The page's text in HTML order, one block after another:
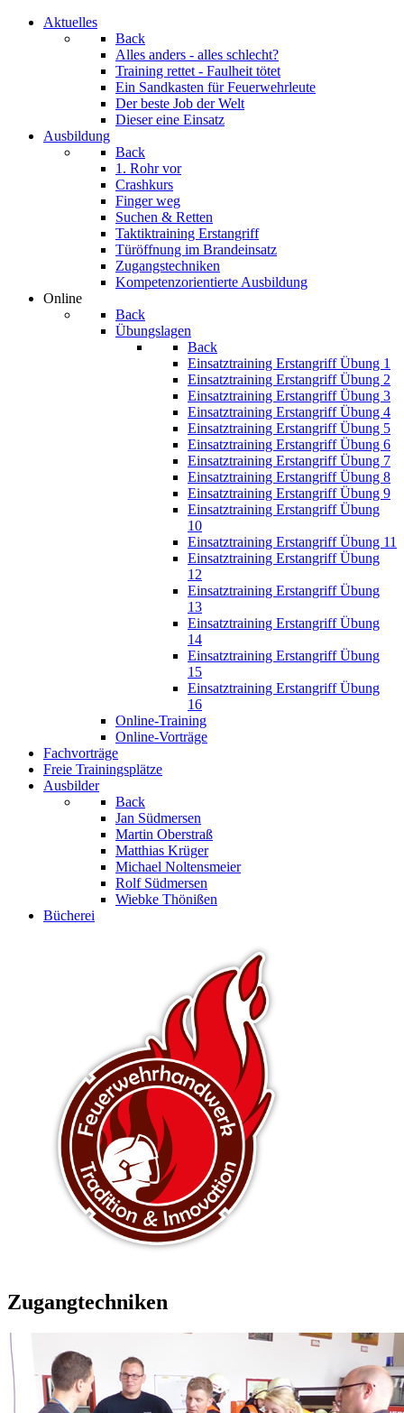
Aktuelles
Back
Alles anders - alles schlecht?
Training rettet - Faulheit tötet
Ein Sandkasten für Feuerwehrleute
Der beste Job der Welt
Dieser eine Einsatz
Ausbildung
Back
1. Rohr vor
Crashkurs
Finger weg
Suchen & Retten
Taktiktraining Erstangriff
Türöffnung im Brandeinsatz
Zugangstechniken
Kompetenzorientierte Ausbildung
Online
Back
Übungslagen
Back
Einsatztraining Erstangriff Übung 1
Einsatztraining Erstangriff Übung 2
Einsatztraining Erstangriff Übung 3
Einsatztraining Erstangriff Übung 4
Einsatztraining Erstangriff Übung 5
Einsatztraining Erstangriff Übung 6
Einsatztraining Erstangriff Übung 7
Einsatztraining Erstangriff Übung 8
Einsatztraining Erstangriff Übung 9
Einsatztraining Erstangriff Übung
10
Einsatztraining Erstangriff Übung 11
Einsatztraining Erstangriff Übung
12
Einsatztraining Erstangriff Übung
13
Einsatztraining Erstangriff Übung
14
Einsatztraining Erstangriff Übung
15
Einsatztraining Erstangriff Übung
16
Online-Training
Online-Vorträge
Fachvorträge
Freie Trainingsplätze
Ausbilder
Back
Jan Südmersen
Martin Oberstraß
Matthias Krüger
Michael Noltensmeier
Rolf Südmersen
Wiebke Thönißen
Bücherei
Zugangtechniken